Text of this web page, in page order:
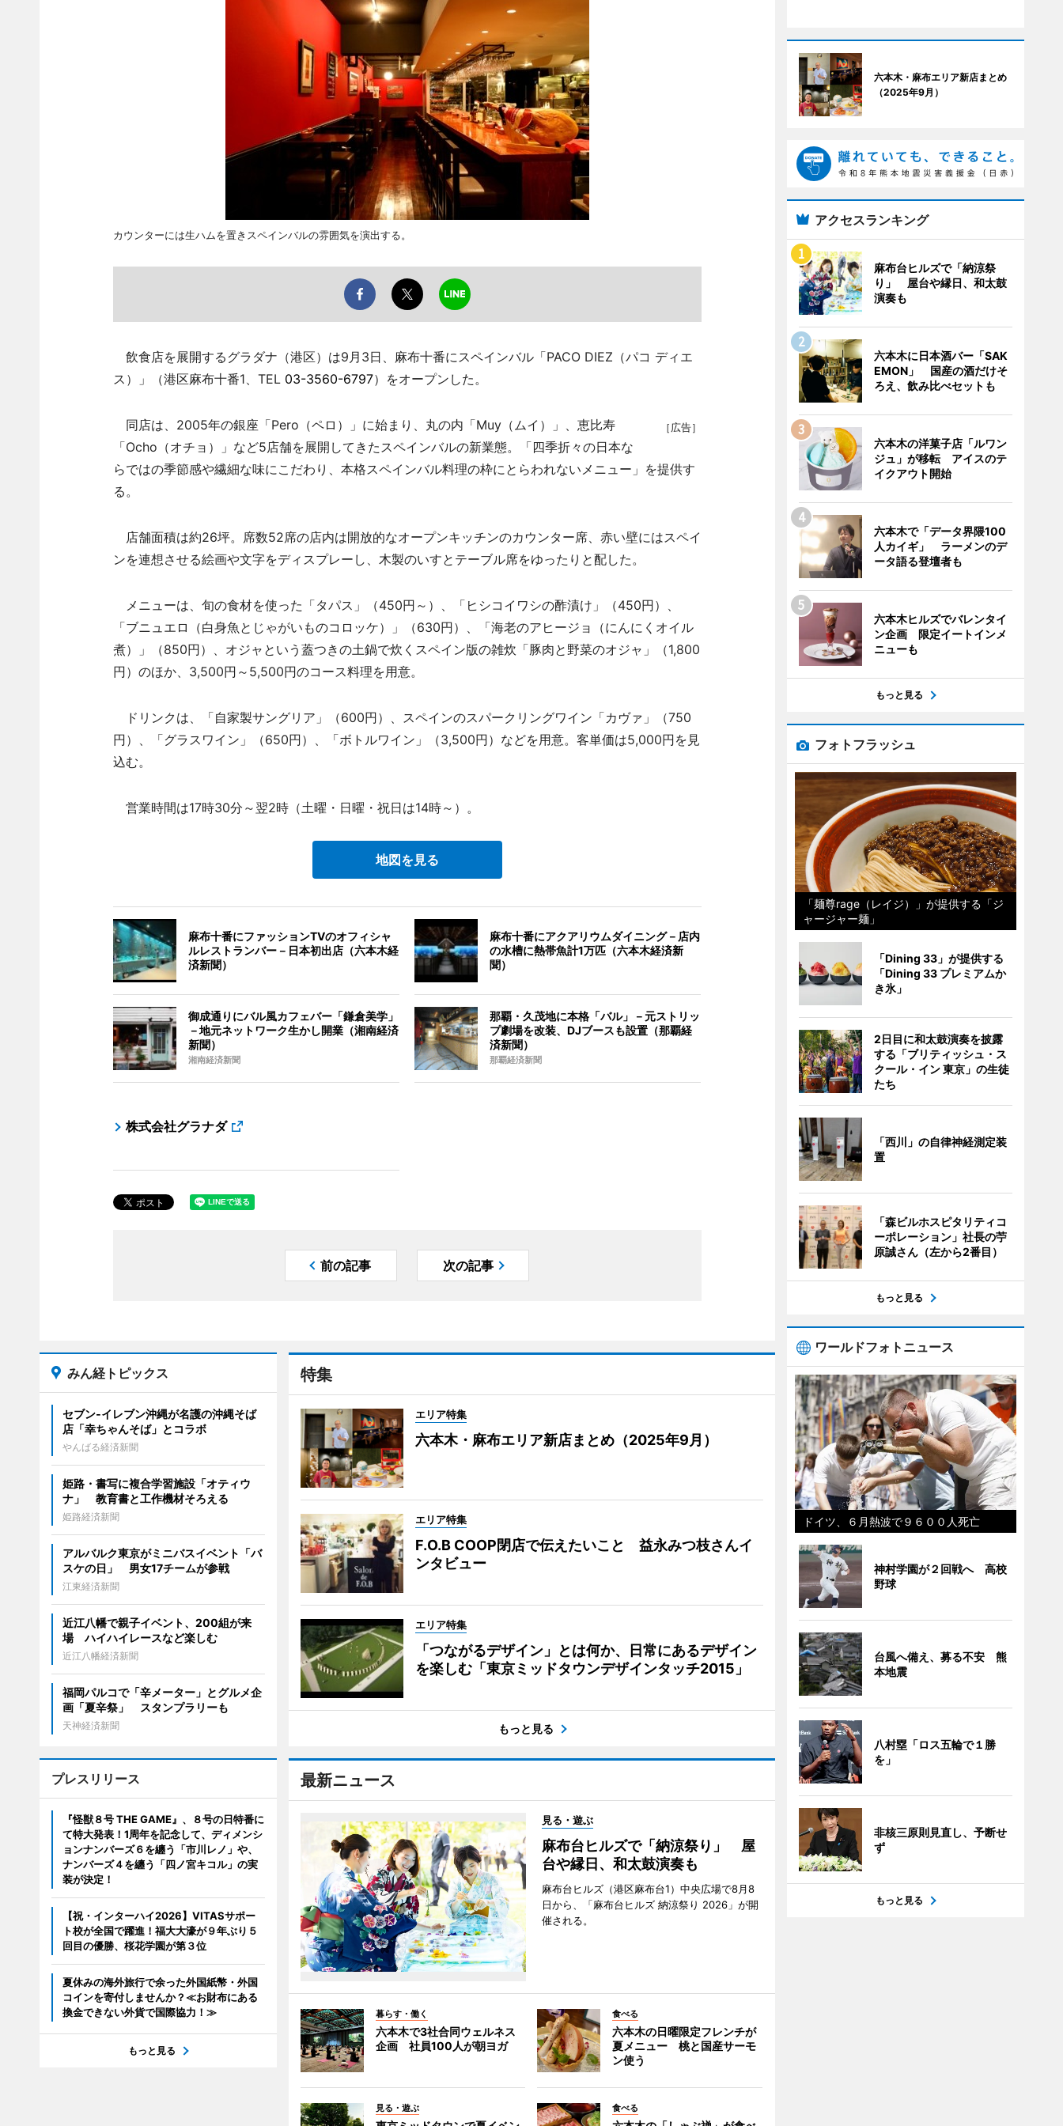
カウンターには生ハムを置きスペインバルの雰囲気を演出する。
飲食店を展開するグラダナ（港区）は9月3日、麻布十番にスペインバル「PACO DIEZ（パコ ディエ
ス）」（港区麻布十番1、TEL 03-3560-6797）をオープンした。
［広告］
同店は、2005年の銀座「Pero（ペロ）」に始まり、丸の内「Muy（ムイ）」、恵比寿
「Ocho（オチョ）」など5店舗を展開してきたスペインバルの新業態。「四季折々の日本な
らではの季節感や繊細な味にこだわり、本格スペインバル料理の枠にとらわれないメニュー」を提供す
る。
店舗面積は約26坪。席数52席の店内は開放的なオープンキッチンのカウンター席、赤い壁にはスペイ
ンを連想させる絵画や文字をディスプレーし、木製のいすとテーブル席をゆったりと配した。
メニューは、旬の食材を使った「タパス」（450円～）、「ヒシコイワシの酢漬け」（450円）、
「ブニュエロ（白身魚とじゃがいものコロッケ）」（630円）、「海老のアヒージョ（にんにくオイル
煮）」（850円）、オジャという蓋つきの土鍋で炊くスペイン版の雑炊「豚肉と野菜のオジャ」（1,800
円）のほか、3,500円～5,500円のコース料理を用意。
ドリンクは、「自家製サングリア」（600円）、スペインのスパークリングワイン「カヴァ」（750
円）、「グラスワイン」（650円）、「ボトルワイン」（3,500円）などを用意。客単価は5,000円を見
込む。
営業時間は17時30分～翌2時（土曜・日曜・祝日は14時～）。
地図を見る
麻布十番にファッションTVのオフィシャ
ルレストランバー－日本初出店（六本木経
済新聞）
麻布十番にアクアリウムダイニング－店内
の水槽に熱帯魚計1万匹（六本木経済新
聞）
御成通りにバル風カフェバー「鎌倉美学」
－地元ネットワーク生かし開業（湘南経済
新聞）
湘南経済新聞
那覇・久茂地に本格「バル」－元ストリッ
プ劇場を改装、DJブースも設置（那覇経
済新聞）
那覇経済新聞
株式会社グラナダ
前の記事 次の記事
特集
エリア特集
六本木・麻布エリア新店まとめ（2025年9月）
エリア特集
F.O.B COOP閉店で伝えたいこと 益永みつ枝さんイ
ンタビュー
エリア特集
「つながるデザイン」とは何か、日常にあるデザイン
を楽しむ「東京ミッドタウンデザインタッチ2015」
もっと見る
最新ニュース
見る・遊ぶ
麻布台ヒルズで「納涼祭り」 屋
台や縁日、和太鼓演奏も
麻布台ヒルズ（港区麻布台1）中央広場で8月8
日から、「麻布台ヒルズ 納涼祭り 2026」が開
催される。
暮らす・働く
六本木で3社合同ウェルネス
企画 社員100人が朝ヨガ
食べる
六本木の日曜限定フレンチが
夏メニュー 桃と国産サーモ
ン使う
見る・遊ぶ 食べる
みん経トピックス
セブン‐イレブン沖縄が名護の沖縄そば
店「幸ちゃんそば」とコラボ
やんばる経済新聞
姫路・書写に複合学習施設「オティウ
ナ」 教育書と工作機材そろえる
姫路経済新聞
アルバルク東京がミニバスイベント「バ
スケの日」 男女17チームが参戦
江東経済新聞
近江八幡で親子イベント、200組が来
場 ハイハイレースなど楽しむ
近江八幡経済新聞
福岡パルコで「辛メーター」とグルメ企
画「夏辛祭」 スタンプラリーも
天神経済新聞
プレスリリース
『怪獣８号 THE GAME』、８号の日特番に
て特大発表！1周年を記念して、ディメンシ
ョンナンバーズ６を纏う「市川レノ」や、
ナンバーズ４を纏う「四ノ宮キコル」の実
装が決定！
【祝・インターハイ2026】VITASサポー
ト校が全国で躍進！福大大濠が９年ぶり５
回目の優勝、桜花学園が第３位
夏休みの海外旅行で余った外国紙幣・外国
コインを寄付しませんか？≪お財布にある
換金できない外貨で国際協力！≫
もっと見る
六本木・麻布エリア新店まとめ
（2025年9月）
アクセスランキング
麻布台ヒルズで「納涼祭
り」 屋台や縁日、和太鼓
演奏も
六本木に日本酒バー「SAK
EMON」 国産の酒だけそ
ろえ、飲み比べセットも
六本木の洋菓子店「ルワン
ジュ」が移転 アイスのテ
イクアウト開始
六本木で「データ界隈100
人カイギ」 ラーメンのデ
ータ語る登壇者も
六本木ヒルズでバレンタイ
ン企画 限定イートインメ
ニューも
もっと見る
フォトフラッシュ
「麺尊rage（レイジ）」が提供する「ジ
ャージャー麺」
「Dining 33」が提供する
「Dining 33 プレミアムか
き氷」
2日目に和太鼓演奏を披露
する「ブリティッシュ・ス
クール・イン 東京」の生徒
たち
「西川」の自律神経測定装
置
「森ビルホスピタリティコ
ーポレーション」社長の苧
原誠さん（左から2番目）
もっと見る
ワールドフォトニュース
ドイツ、６月熱波で９６００人死亡
神村学園が２回戦へ 高校
野球
台風へ備え、募る不安 熊
本地震
八村塁「ロス五輪で１勝
を」
非核三原則見直し、予断せ
ず
もっと見る